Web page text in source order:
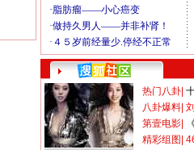
热门八卦
八卦爆料
第壹电影
精彩组图